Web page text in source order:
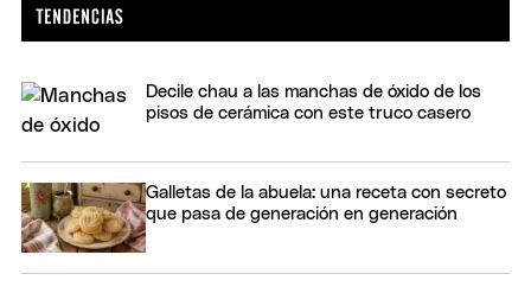
Decile chau a las manchas de óxido de los
pisos de cerámica con este truco casero
Galletas de la abuela: una receta con secreto
que pasa de generación en generación